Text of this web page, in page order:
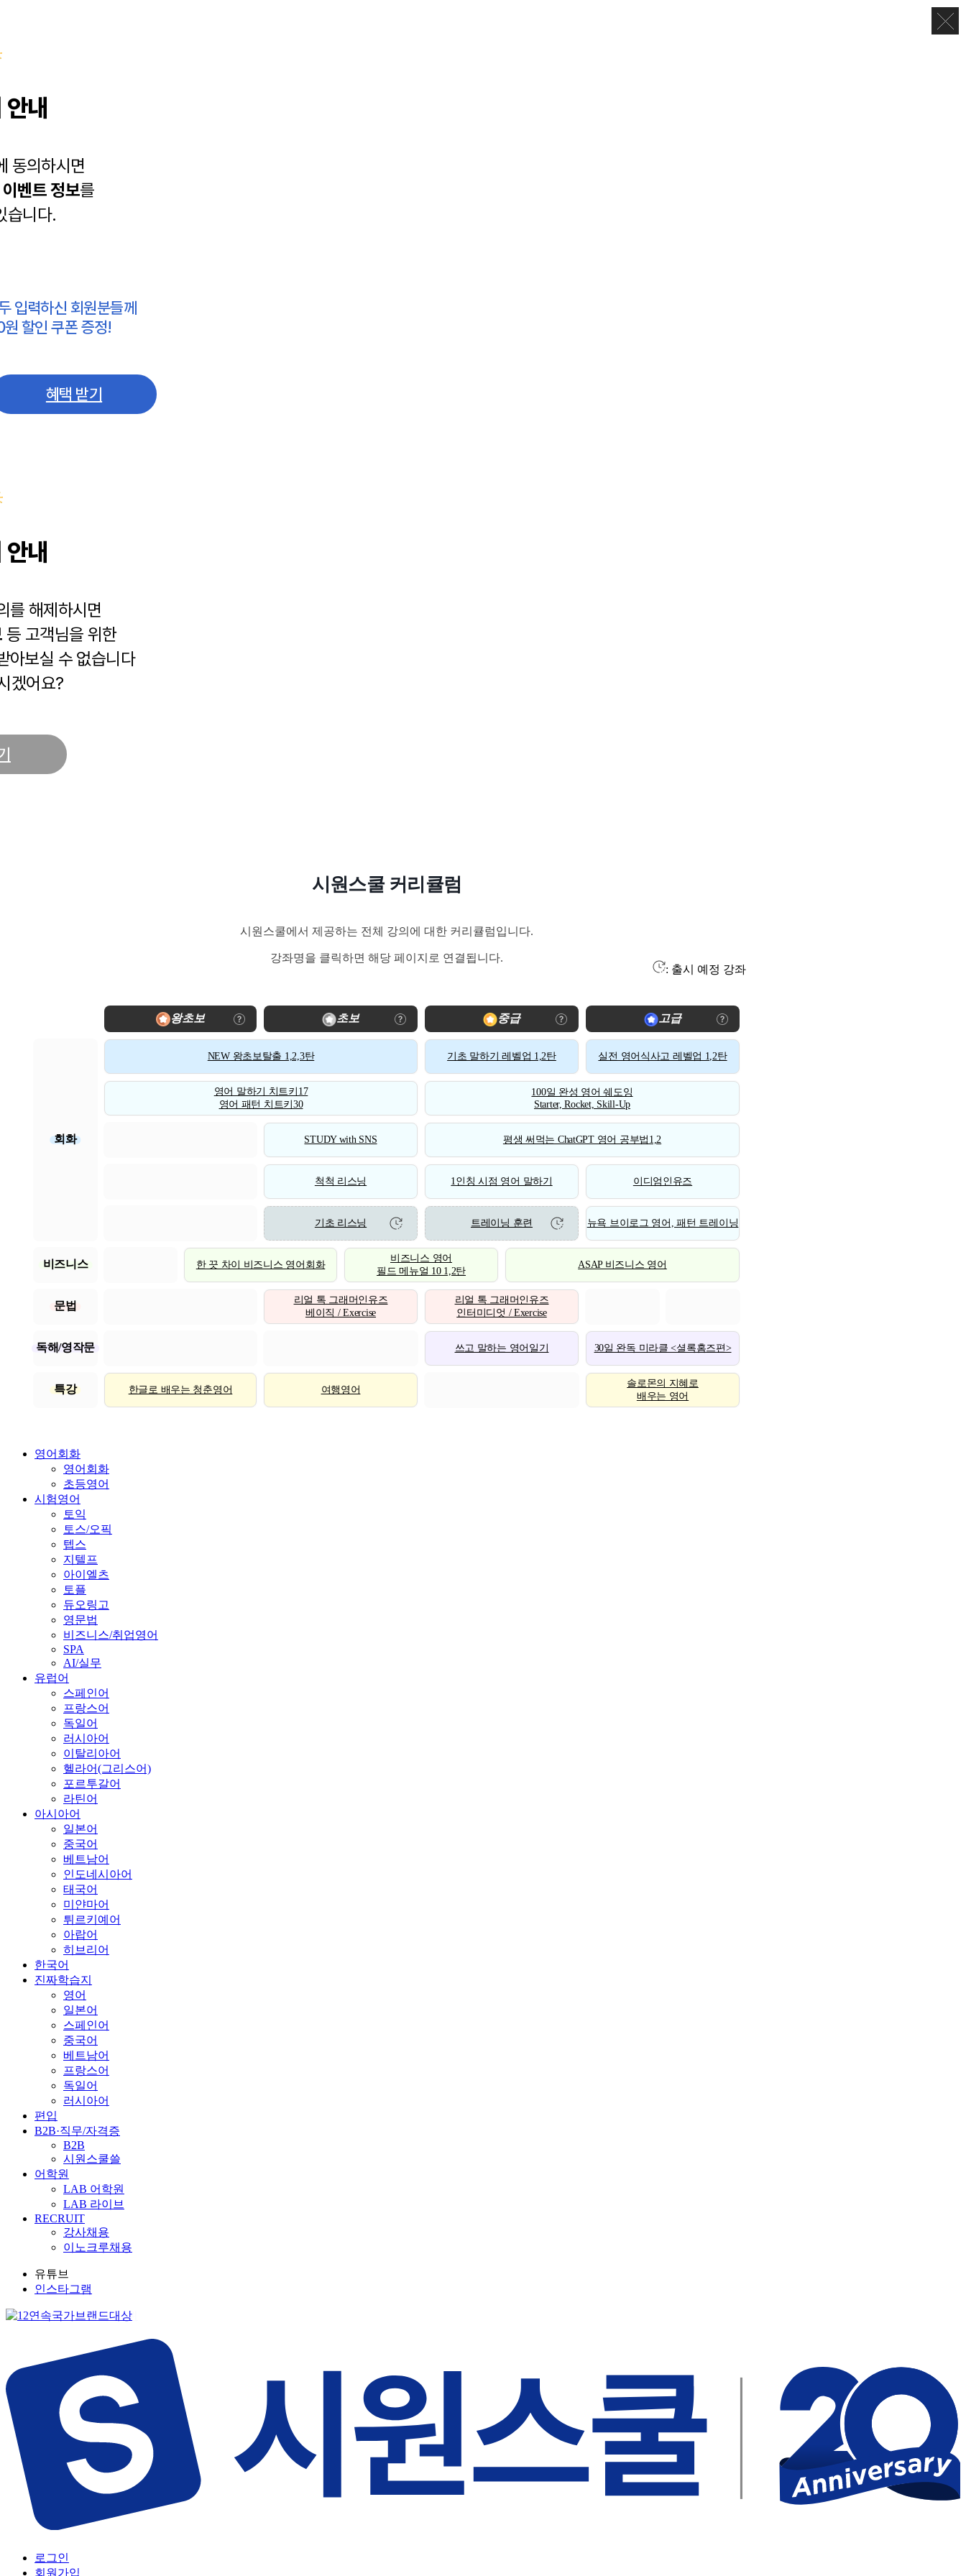
내
동의하시면
이벤트 정보를
습니다.
입력하신 회원분들께
할인 쿠폰 증정!
혜택 받기
내
를 해제하시면
등 고객님을 위한
아보실 수 없습니다
겠어요?
시원스쿨 커리큘럼
시원스쿨에서 제공하는 전체 강의에 대한 커리큘럼입니다.
강좌명을 클릭하면 해당 페이지로 연결됩니다.
: 출시 예정 강좌
왕초보 초보 중급 고급
회화
NEW 왕초보탈출 1,2,3탄 기초 말하기 레벨업 1,2탄 실전 영어식사고 레벨업 1,2탄
영어 말하기 치트키17
영어 패턴 치트키30
100일 완성 영어 쉐도잉
Starter, Rocket, Skill-Up
STUDY with SNS 평생 써먹는 ChatGPT 영어 공부법1,2
척척 리스닝 1인칭 시점 영어 말하기 이디엄인유즈
기초 리스닝 트레이닝 훈련 뉴욕 브이로그 영어, 패턴 트레이닝
비즈니스 한 끗 차이 비즈니스 영어회화
비즈니스 영어
필드 메뉴얼 10 1,2탄
ASAP 비즈니스 영어
문법
리얼 톡 그래머인유즈
베이직 / Exercise
리얼 톡 그래머인유즈
인터미디엇 / Exercise
독해/영작문 쓰고 말하는 영어일기 30일 완독 미라클 <셜록홈즈편>
특강 한글로 배우는 청춘영어 여행영어
솔로몬의 지혜로
배우는 영어
영어회화
영어회화
초등영어
시험영어
토익
토스/오픽
텝스
지텔프
아이엘츠
토플
듀오링고
영문법
비즈니스/취업영어
SPA
AI/실무
유럽어
스페인어
프랑스어
독일어
러시아어
이탈리아어
헬라어(그리스어)
포르투갈어
라틴어
아시아어
일본어
중국어
베트남어
인도네시아어
태국어
미얀마어
튀르키예어
아랍어
히브리어
한국어
진짜학습지
영어
일본어
스페인어
중국어
베트남어
프랑스어
독일어
러시아어
편입
B2B·직무/자격증
B2B
시원스쿨쓸
어학원
LAB 어학원
LAB 라이브
RECRUIT
강사채용
이노크루채용
유튜브
인스타그램
로그인
회원가입